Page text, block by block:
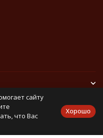
Карта сайта
сайту
что Вас
Хорошо